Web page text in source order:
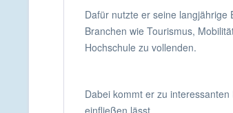
Dafür nutzte er seine langjährige
Branchen wie Tourismus,
Hochschule zu vollenden.
Dabei kommt er zu
einfließen lässt.